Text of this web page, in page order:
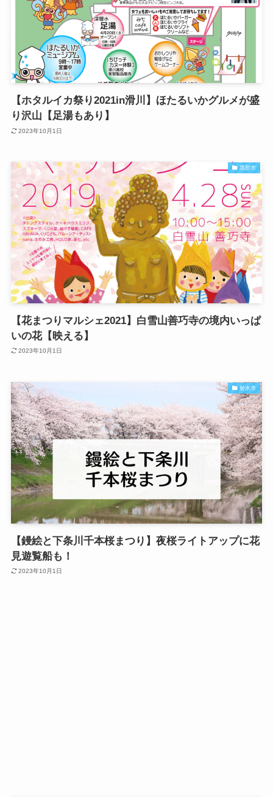
【ホタルイカ祭り2021in滑川】ほたるいかグルメが盛
り沢山【足湯もあり】
2023年10月1日
黒部市
【花まつりマルシェ2021】白雪山善巧寺の境内いっぱ
いの花【映える】
2023年10月1日
射水市
【鏝絵と下条川千本桜まつり】夜桜ライトアップに花
見遊覧船も！
2023年10月1日